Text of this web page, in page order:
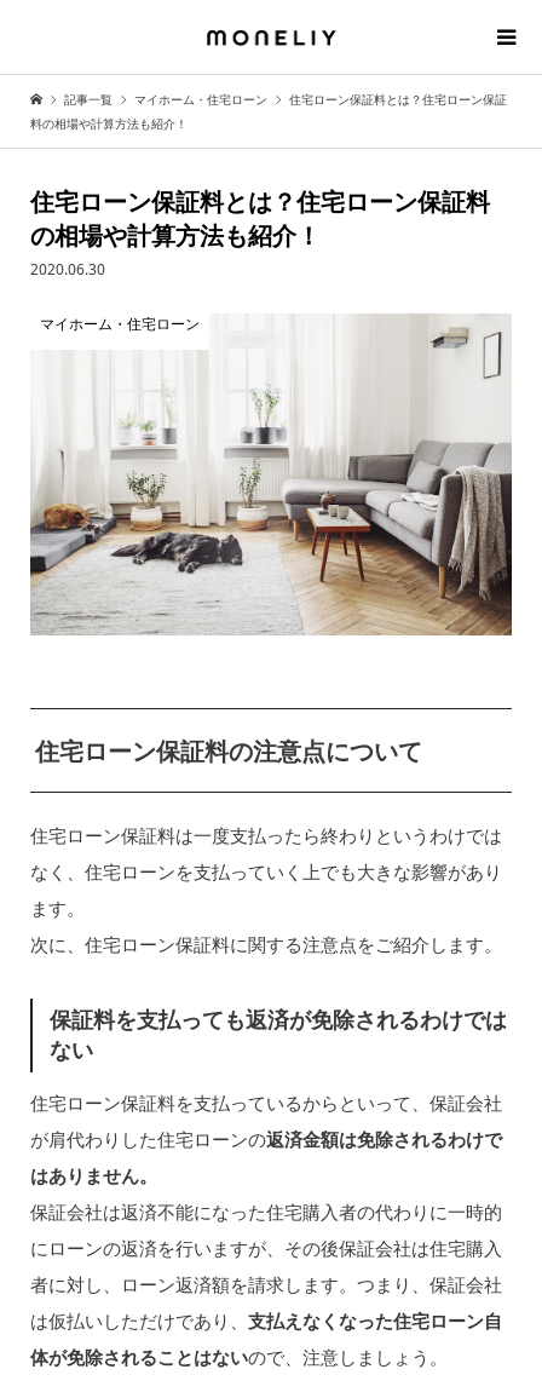
記事一覧 マイホーム・住宅ローン
住宅ローン保証料とは？住宅ローン保証
料の相場や計算方法も紹介！
住宅ローン保証料とは？住宅ローン保証料
の相場や計算方法も紹介！
2020.06.30
マイホーム・住宅ローン
住宅ローン保証料の注意点について
住宅ローン保証料は一度支払ったら終わりというわけでは
なく、住宅ローンを支払っていく上でも大きな影響があり
ます。
次に、住宅ローン保証料に関する注意点をご紹介します。
保証料を支払っても返済が免除されるわけでは
ない
住宅ローン保証料を支払っているからといって、保証会社
が肩代わりした住宅ローンの返済金額は免除されるわけで
はありません。
保証会社は返済不能になった住宅購入者の代わりに一時的
にローンの返済を行いますが、その後保証会社は住宅購入
者に対し、ローン返済額を請求します。つまり、保証会社
は仮払いしただけであり、 支払えなくなった住宅ローン自
体が免除されることはないので、注意しましょう。